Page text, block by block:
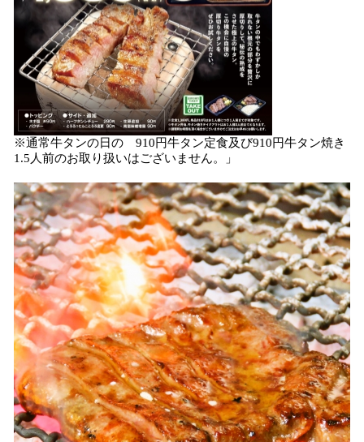
※通常牛タンの日の 910円牛タン定食及び910円牛タン焼き
1.5人前のお取り扱いはございません。」